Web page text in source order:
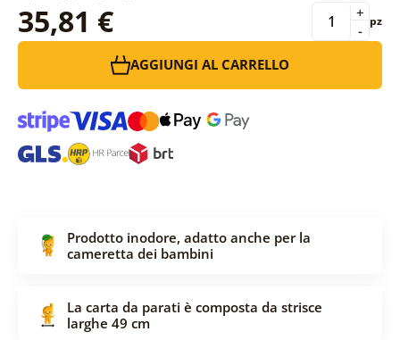
35,81 € -
+ pz
AGGIUNGI AL CARRELLO
Prodotto inodore, adatto anche per la
cameretta dei bambini
La carta da parati è composta da strisce
larghe 49 cm